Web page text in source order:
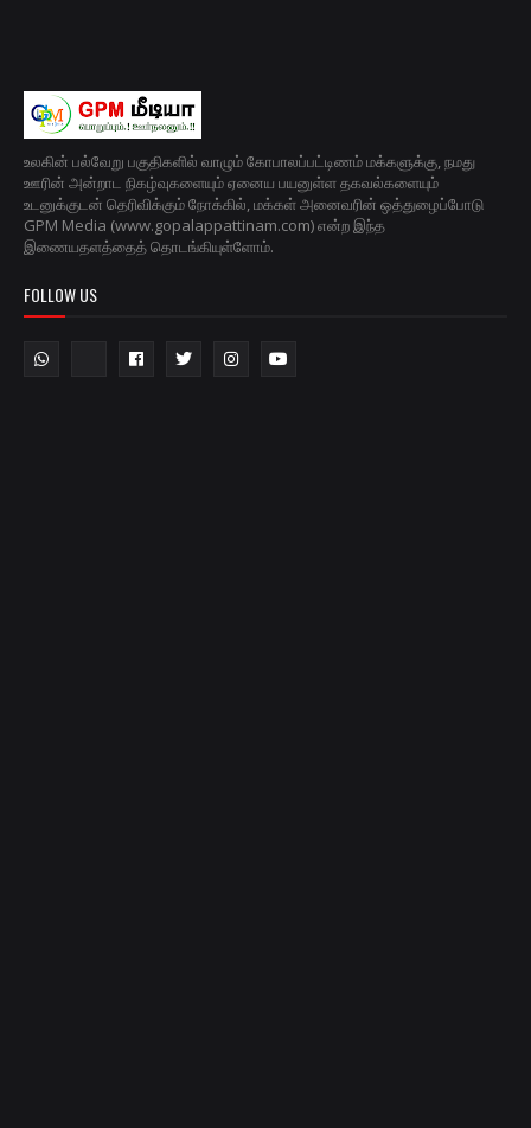
உலகின் பல்வேறு பகுதிகளில் வாழும் கோபாலப்பட்டிணம் மக்களுக்கு, நமது
ஊரின் அன்றாட நிகழ்வுகளையும் ஏனைய பயனுள்ள தகவல்களையும்
உடனுக்குடன் தெரிவிக்கும் நோக்கில், மக்கள் அனைவரின் ஒத்துழைப்போடு
GPM Media (www.gopalappattinam.com) என்ற இந்த
இணையதளத்தைத் தொடங்கியுள்ளோம்.
FOLLOW US